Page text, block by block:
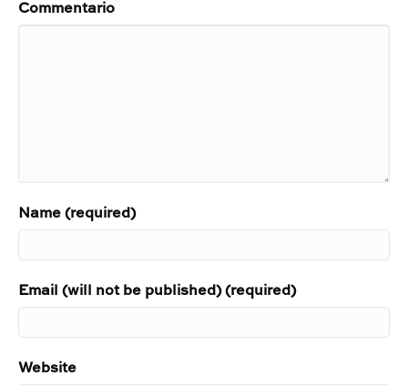
Commentario
Name (required)
Email (will not be published) (required)
Website